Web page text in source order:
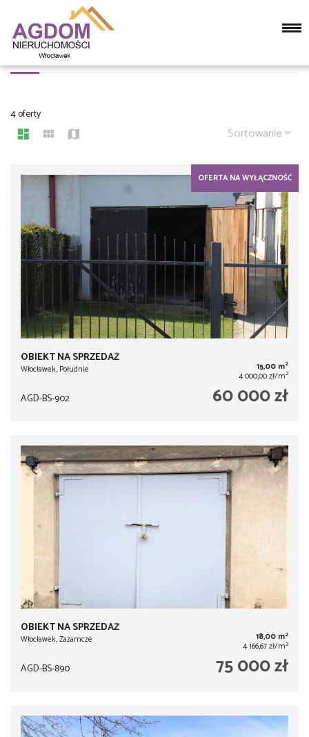
OBIEKTY
4 oferty
Sortowanie
OFERTA NA WYŁĄCZNOŚĆ
OBIEKT NA SPRZEDAŻ
Włocławek, Południe 15,00 m2
4 000,00 zł/m2
AGD-BS-902 60 000 zł
OBIEKT NA SPRZEDAŻ
Włocławek, Zazamcze 18,00 m2
4 166,67 zł/m2
AGD-BS-890 75 000 zł